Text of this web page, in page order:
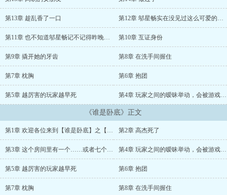
第13章 趁乱香了一口 第12章 邬星畅实在没见过这么可爱的女孩子
第11章 也不知道邬星畅记不记得昨晚的事了 第10章 互证身份
第9章 撬开她的牙齿 第8章 在洗手间握住
第7章 枕胸 第6章 抱团
第5章 越厉害的玩家越早死 第4章 玩家之间的暧昧举动，会被游戏屏蔽
《谁是卧底》正文
第1章 欢迎各位来到【谁是卧底】之【性冷淡】 第2章 高杰死了
第3章 这个房间里有一个……或者七个，性冷淡？ 第4章 玩家之间的暧昧举动，会被游戏屏蔽
第5章 越厉害的玩家越早死 第6章 抱团
第7章 枕胸 第8章 在洗手间握住